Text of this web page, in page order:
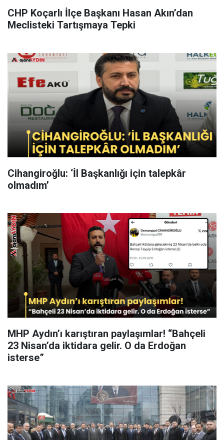
CHP Koçarlı İlçe Başkanı Hasan Akın’dan
Meclisteki Tartışmaya Tepki
Cihangiroğlu: ‘İl Başkanlığı için talepkâr
olmadım’
MHP Aydın’ı karıştıran paylaşımlar! “Bahçeli
23 Nisan’da iktidara gelir. O da Erdoğan
isterse”